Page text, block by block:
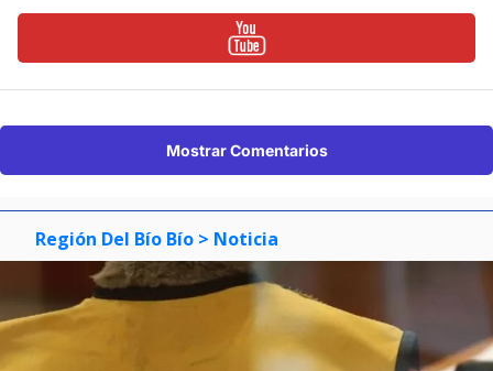
Mostrar Comentarios
Región Del Bío Bío > Noticia